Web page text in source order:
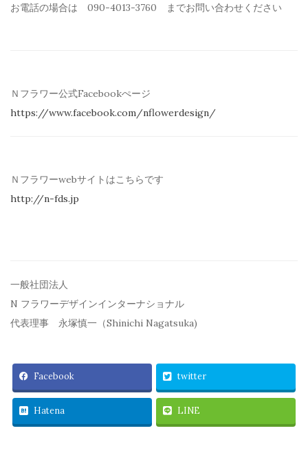
お電話の場合は 090-4013-3760 までお問い合わせください
Ｎフラワー公式Facebookぺージ
https://www.facebook.com/nflowerdesign/
Ｎフラワーwebサイトはこちらです
http://n-fds.jp
一般社団法人
N フラワーデザインインターナショナル
代表理事 永塚慎一（Shinichi Nagatsuka)
Facebook twitter
Hatena LINE